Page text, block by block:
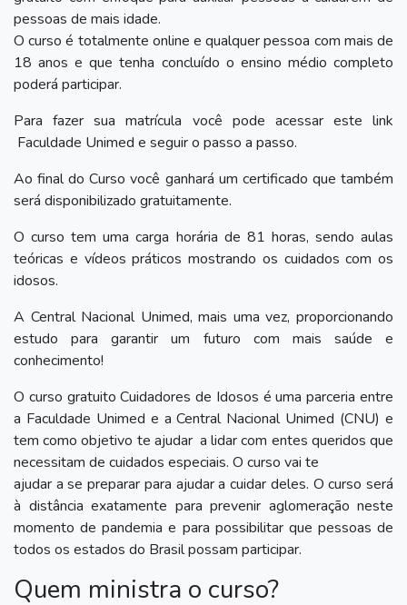
pessoas de mais idade.
O curso é totalmente online e qualquer pessoa com mais de
18 anos e que tenha concluído o ensino médio completo
poderá participar.
Para fazer sua matrícula você pode acessar este link
Faculdade Unimed e seguir o passo a passo.
Ao final do Curso você ganhará um certificado que também
será disponibilizado gratuitamente.
O curso tem uma carga horária de 81 horas, sendo aulas
teóricas e vídeos práticos mostrando os cuidados com os
idosos.
A Central Nacional Unimed, mais uma vez, proporcionando
estudo para garantir um futuro com mais saúde e
conhecimento!
O curso gratuito Cuidadores de Idosos é uma parceria entre
a Faculdade Unimed e a Central Nacional Unimed (CNU) e
tem como objetivo te ajudar a lidar com entes queridos que
necessitam de cuidados especiais. O curso vai te
ajudar a se preparar para ajudar a cuidar deles. O curso será
à distância exatamente para prevenir aglomeração neste
momento de pandemia e para possibilitar que pessoas de
todos os estados do Brasil possam participar.
Quem ministra o curso?